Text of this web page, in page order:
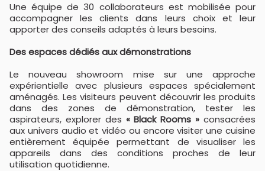
Une équipe de 30 collaborateurs est mobilisée pour
accompagner les clients dans leurs choix et leur
apporter des conseils adaptés à leurs besoins.
Des espaces dédiés aux démonstrations
Le nouveau showroom mise sur une approche
expérientielle avec plusieurs espaces spécialement
aménagés. Les visiteurs peuvent découvrir les produits
dans des zones de démonstration, tester les
aspirateurs, explorer des « Black Rooms » consacrées
aux univers audio et vidéo ou encore visiter une cuisine
entièrement équipée permettant de visualiser les
appareils dans des conditions proches de leur
utilisation quotidienne.